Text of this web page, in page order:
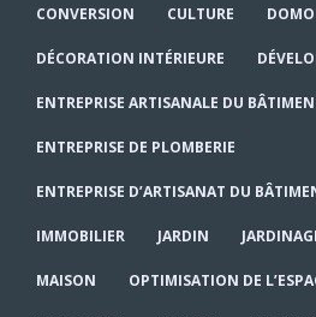
CONVERSION CULTURE
DÉCORATION INTÉRIEURE
ENTREPRISE ARTISANALE DU
ENTREPRISE DE PLOMBERIE
ENTREPRISE D’ARTISANAT DU
IMMOBILIER JARDIN
MAISON OPTIMISATION DE